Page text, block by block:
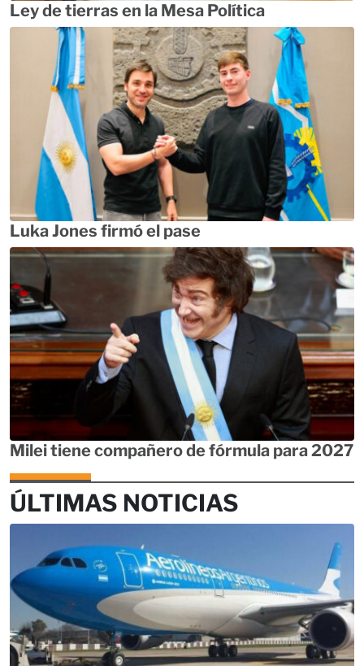
Ley de tierras en la Mesa Política
Luka Jones firmó el pase
Milei tiene compañero de fórmula para 2027
ÚLTIMAS NOTICIAS